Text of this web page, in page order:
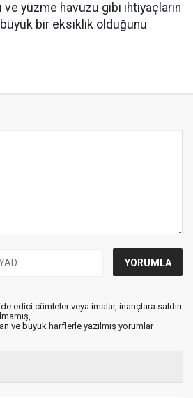
yüzme havuzu gibi ihtiyaçların
büyük bir eksiklik olduğunu
edici cümleler veya imalar, inançlara saldırı
ve büyük harflerle yazılmış yorumlar